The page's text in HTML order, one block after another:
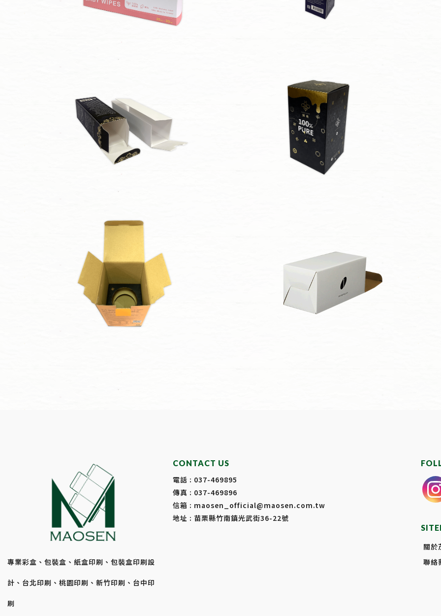
專業彩盒、包裝盒、紙盒印刷、包裝盒印刷設
計、台北印刷、桃園印刷、新竹印刷、台中印
刷
CONTACT US
電話 : 037-469895
傳真 : 037-469896
信箱 : maosen_official@maosen.com.tw
地址 : 苗栗縣竹南鎮光武街36-22號
關於
聯絡